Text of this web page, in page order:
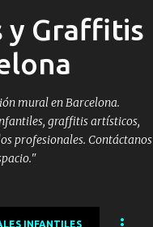
Ir al contenido principal
y Graffitis
mural en Barcelona.
graffitis artísticos,
profesionales. Contáctanos
INFANTILES